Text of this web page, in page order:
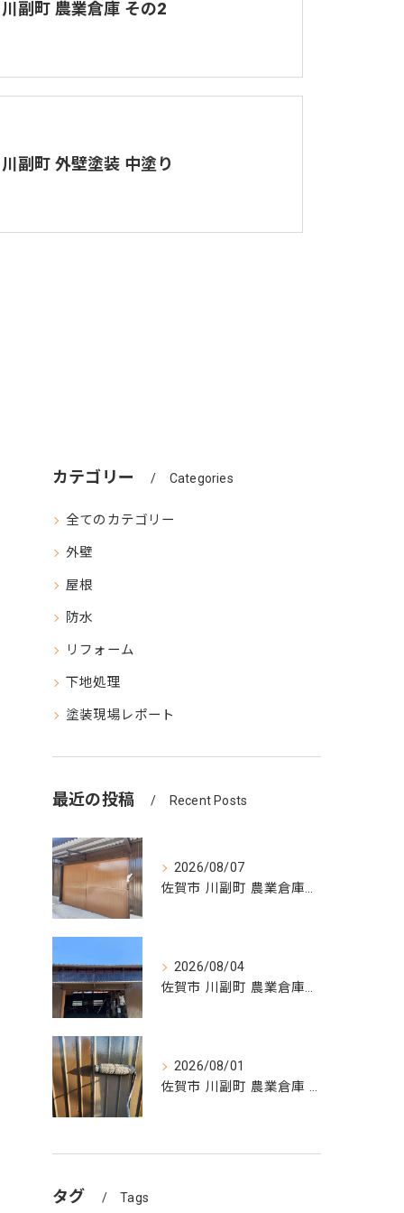
副町 農業倉庫 その2
副町 外壁塗装 中塗り
カテゴリー Categories
全てのカテゴリー
外壁
屋根
防水
リフォーム
下地処理
塗装現場レポート
最近の投稿 Recent Posts
2026/08/07
佐賀市 川副町 農業倉庫その② 完了❗️
2026/08/04
佐賀市 川副町 農業倉庫その② 波板交換
2026/08/01
佐賀市 川副町 農業倉庫 外壁塗装その②
タグ Tags